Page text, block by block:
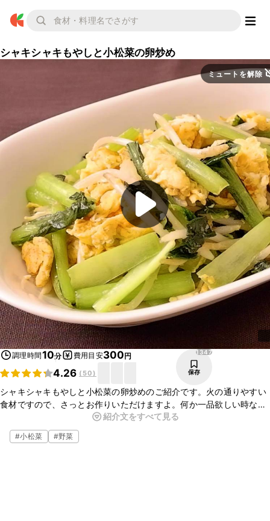
シャキシャキもやしと小松菜の卵炒め
ミュートを解除
調理時間10分 費用目安300円
4.26 ( 50)
1347
保存
シャキシャキもやしと小松菜の卵炒めのご紹介です。火の通りやすい
食材ですので、さっとお作りいただけますよ。何か一品欲しい時など
にもピッタリです。ぜひお試しください。
紹介文をすべて見る
#小松菜 #野菜